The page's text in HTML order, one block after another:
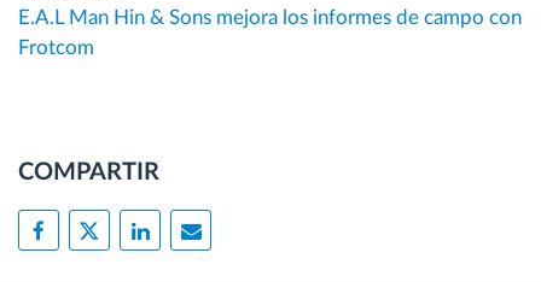
E.A.L Man Hin & Sons mejora los informes de campo con
Frotcom
COMPARTIR